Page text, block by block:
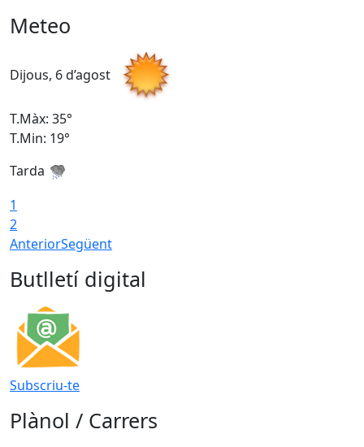
Meteo
Dijous, 6 d’agost
T.Màx: 35°
T.Min: 19°
Tarda
1
2
AnteriorSegüent
Butlletí digital
Subscriu-te
Plànol / Carrers